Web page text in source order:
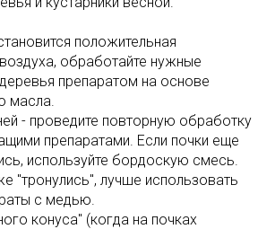
положительная
обработайте нужные
препаратом на основе
масла.
- проведите повторную обработку
препаратами. Если почки еще
используйте бордоскую смесь.
"тронулись", лучше использовать
с медью.
конуса" (когда на почках